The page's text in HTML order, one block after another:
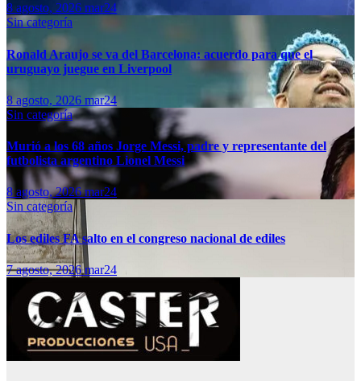
8 agosto, 2026 mar24
Sin categoría
Ronald Araujo se va del Barcelona: acuerdo para que el
uruguayo juegue en Liverpool
8 agosto, 2026 mar24
Sin categoría
Murió a los 68 años Jorge Messi, padre y representante del
futbolista argentino Lionel Messi
8 agosto, 2026mar24
Sin categoría
Los ediles FA salto en el congreso nacional de ediles
7 agosto, 2026mar24